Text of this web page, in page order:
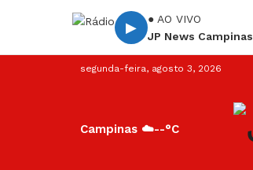
▶
● AO VIVO
JP News Campinas
segunda-feira, agosto 3, 2026
Campinas ☁️--°C